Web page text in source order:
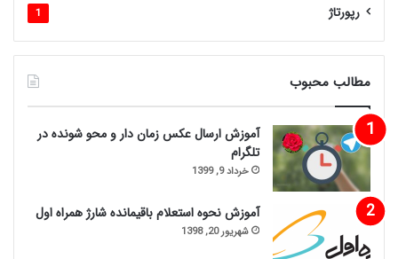
رپورتاژ 1
مطالب محبوب
آموزش ارسال عکس زمان دار و محو شونده در
تلگرام
خرداد 9, 1399
آموزش نحوه استعلام باقیمانده شارژ همراه اول
شهریور 20, 1398